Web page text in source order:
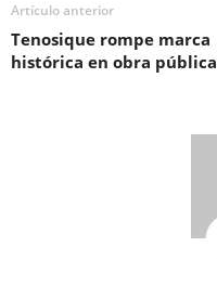
Artículo anterior
Tenosique rompe marca
histórica en obra pública